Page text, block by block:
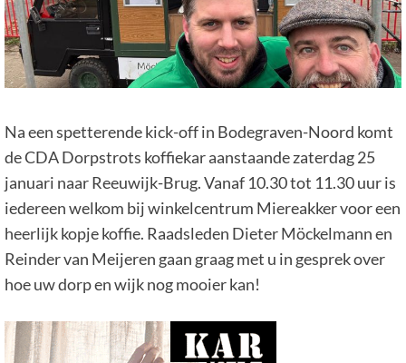
Na een spetterende kick-off in Bodegraven-Noord komt
de CDA Dorpstrots koffiekar aanstaande zaterdag 25
januari naar Reeuwijk-Brug. Vanaf 10.30 tot 11.30 uur is
iedereen welkom bij winkelcentrum Miereakker voor een
heerlijk kopje koffie. Raadsleden Dieter Möckelmann en
Reinder van Meijeren gaan graag met u in gesprek over
hoe uw dorp en wijk nog mooier kan!